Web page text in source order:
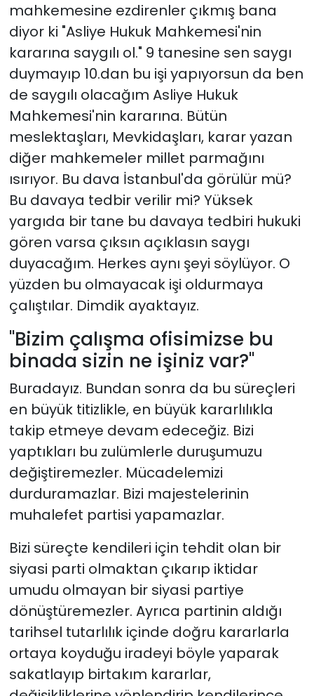
mahkemesine ezdirenler çıkmış bana
diyor ki "Asliye Hukuk Mahkemesi'nin
kararına saygılı ol." 9 tanesine sen saygı
duymayıp 10.dan bu işi yapıyorsun da ben
de saygılı olacağım Asliye Hukuk
Mahkemesi'nin kararına. Bütün
meslektaşları, Mevkidaşları, karar yazan
diğer mahkemeler millet parmağını
ısırıyor. Bu dava İstanbul'da görülür mü?
Bu davaya tedbir verilir mi? Yüksek
yargıda bir tane bu davaya tedbiri hukuki
gören varsa çıksın açıklasın saygı
duyacağım. Herkes aynı şeyi söylüyor. O
yüzden bu olmayacak işi oldurmaya
çalıştılar. Dimdik ayaktayız.
"Bizim çalışma ofisimizse bu
binada sizin ne işiniz var?"
Buradayız. Bundan sonra da bu süreçleri
en büyük titizlikle, en büyük kararlılıkla
takip etmeye devam edeceğiz. Bizi
yaptıkları bu zulümlerle duruşumuzu
değiştiremezler. Mücadelemizi
durduramazlar. Bizi majestelerinin
muhalefet partisi yapamazlar.
Bizi süreçte kendileri için tehdit olan bir
siyasi parti olmaktan çıkarıp iktidar
umudu olmayan bir siyasi partiye
dönüştüremezler. Ayrıca partinin aldığı
tarihsel tutarlılık içinde doğru kararlarla
ortaya koyduğu iradeyi böyle yaparak
sakatlayıp birtakım kararlar,